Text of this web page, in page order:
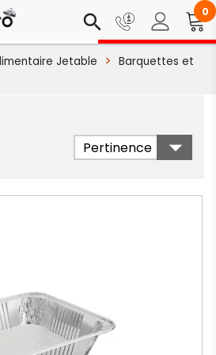
search 0
Jetable
Barquettes et
Pertinence
